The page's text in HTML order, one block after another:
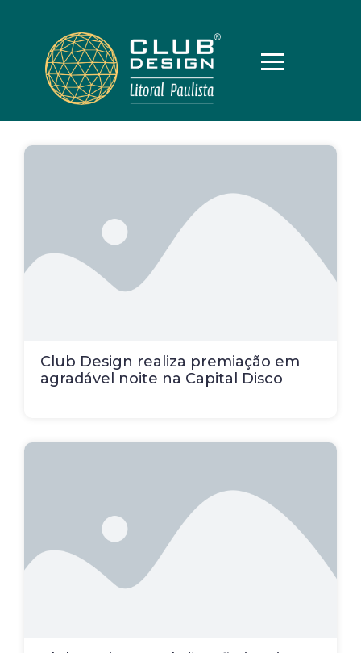
Club Design realiza premiação em
agradável noite na Capital Disco